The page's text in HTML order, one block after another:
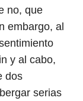
no, que
embargo, al
y al cabo,
dos
serias